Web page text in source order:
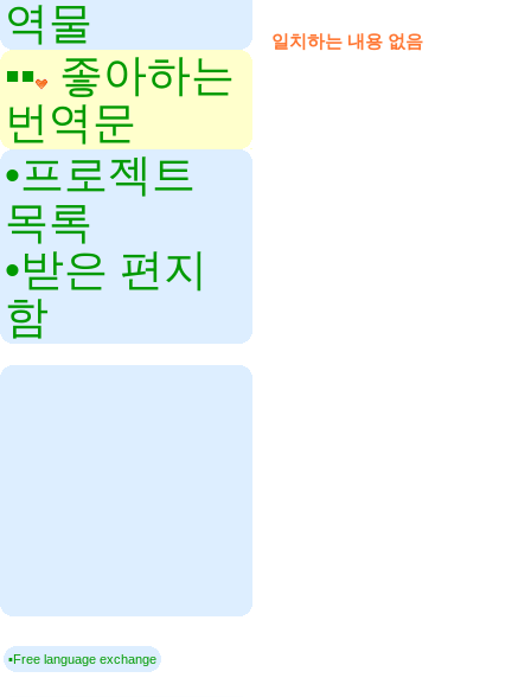
역물
▪▪‎ 좋아하는
번역문
•‎프로젝트
목록
•‎받은 편지
함
▪Free language exchange
일치하는 내용 없음